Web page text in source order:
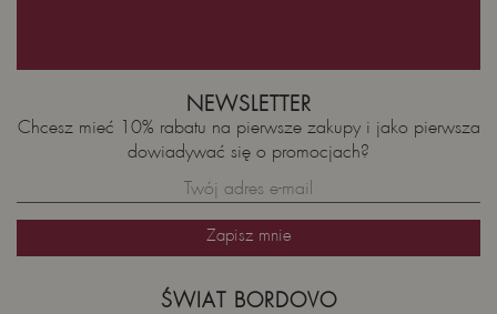
ŚWIAT BORDOVO
NEWSLETTER
Chcesz mieć 10% rabatu na pierwsze zakupy i jako pierwsza
dowiadywać się o promocjach?